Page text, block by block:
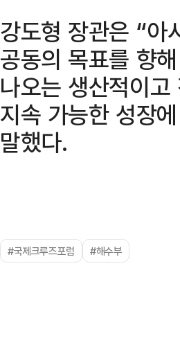
강도형 장관은 “아
공동의 목표를 향
나오는 생산적이
지속 가능한 성장
말했다.
#국제크루즈포럼 #해수부